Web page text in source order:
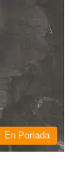
En Portada